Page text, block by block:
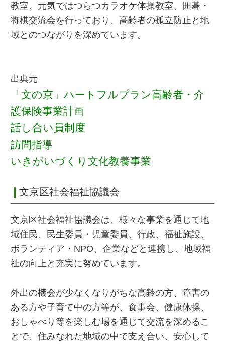
教室、元気ではつらつカラオケ体操教室、囲碁・
将棋交流会を行っており、高齢者の孤立防止と地
域とのつながりを深めています。
出典元
「文の京」ハートフルプラン高齢者・介
護保険事業計画
話し合い員制度
訪問指導
いきがいづくり文化教養事業
文京区社会福祉協議会
文京区社会福祉協議会は、様々な事業を通じて地
域住民、民生委員・児童委員、行政、福祉施設、
ボランティア・NPO、企業などと連携し、地域福
祉の向上と充実に努めています。
外出の機会が少なくなりがちな高齢の方、障害の
ある方や子育て中の方等が、食事会、健康体操、
おしゃべり等を楽しむ場を通じて交流を深めるこ
とで、住みなれた地域の中で支え合い、安心して